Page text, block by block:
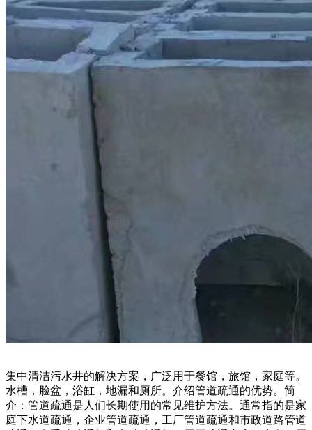
集中清洁污水井的解决方案，广泛用于餐馆，旅馆，家庭等。
水槽，脸盆，浴缸，地漏和厕所。介绍管道疏通的优势。简
介：管道疏通是人们长期使用的常见维护方法。通常指的是家
庭下水道疏通，企业管道疏通，工厂管道疏通和市政道路管道